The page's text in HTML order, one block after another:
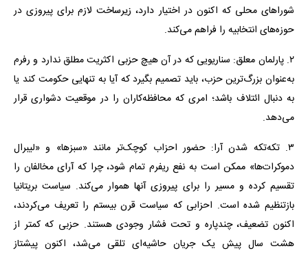
شوراهای محلی که اکنون در اختیار دارد، زیرساخت لازم برای پیروزی در
حوزه‌های انتخابیه را فراهم می‌کند.
۲. پارلمان معلق: سناریویی که در آن هیچ حزبی اکثریت مطلق ندارد و رفرم
به‌عنوان بزرگ‌ترین حزب، باید تصمیم بگیرد که آیا به تنهایی حکومت کند یا
به دنبال ائتلاف باشد؛ امری که محافظه‌کاران را در موقعیت دشواری قرار
می‌دهد.
۳. تکه‌تکه شدن آرا: حضور احزاب کوچک‌تر مانند «سبزها» و «لیبرال
دموکرات‌ها» ممکن است به نفع ریفرم تمام شود، چرا که آرای مخالفان را
تقسیم کرده و مسیر را برای پیروزی آنها هموار می‌کند. سیاست بریتانیا
بازتنظیم شده است. احزابی که سیاست قرن بیستم را تعریف می‌کردند،
اکنون تضعیف، چندپاره و تحت فشار وجودی هستند. حزبی که کمتر از
هشت سال پیش یک جریان حاشیه‌ای تلقی می‌شد، اکنون پیشتاز